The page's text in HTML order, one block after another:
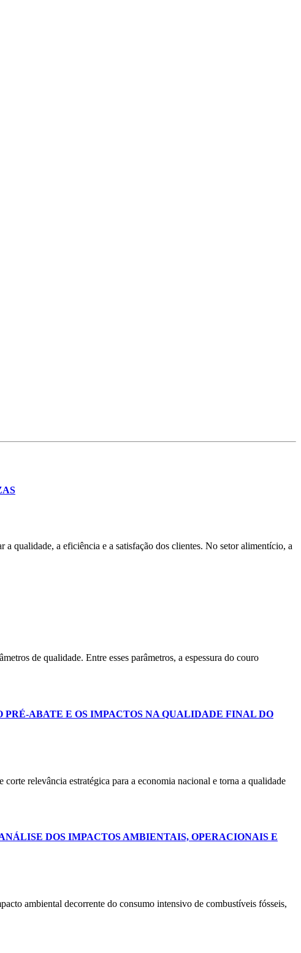
qualidade, a eficiência e a satisfação dos clientes. No setor alimentício, a
de qualidade. Entre esses parâmetros, a espessura do couro
ABATE E OS IMPACTOS NA QUALIDADE FINAL DO
relevância estratégica para a economia nacional e torna a qualidade
DOS IMPACTOS AMBIENTAIS, OPERACIONAIS E
ambiental decorrente do consumo intensivo de combustíveis fósseis,